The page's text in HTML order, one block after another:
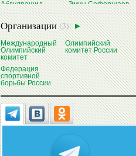
Абдулрашид
Садулаев
Эмин Сефершаев
Виталий Щербо
Организации(3):
Международный
Олимпийский
комитет
Олимпийский
комитет России
Федерация
спортивной
борьбы России